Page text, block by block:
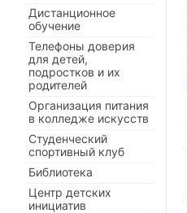
Дистанционное
обучение
Телефоны доверия
для детей,
подростков и их
родителей
Организация питания
в колледже искусств
Студенческий
спортивный клуб
Библиотека
Центр детских
инициатив